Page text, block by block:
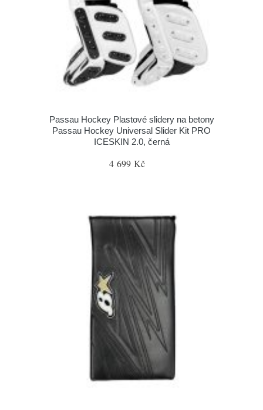
Passau Hockey Plastové slidery na betony
Passau Hockey Universal Slider Kit PRO
ICESKIN 2.0, černá
4 699 Kč